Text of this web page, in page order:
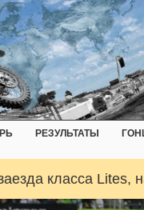
РЕЗУЛЬТАТЫ
класса Lites,